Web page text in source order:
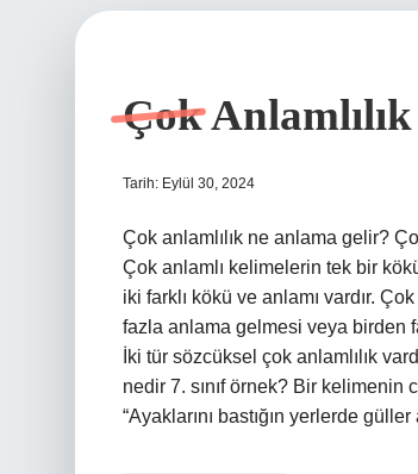
Çok
Tarih: Eylül 30, 2024
Çok anlamlılık ne anlama gelir?
Çok anlamlı kelimelerin tek bir
iki farklı kökü ve anlamı vardır.
fazla anlama gelmesi veya birden
İki tür sözcüksel çok anlamlılık
nedir 7. sınıf örnek? Bir kelimenin
“Ayaklarını bastığın yerlerde